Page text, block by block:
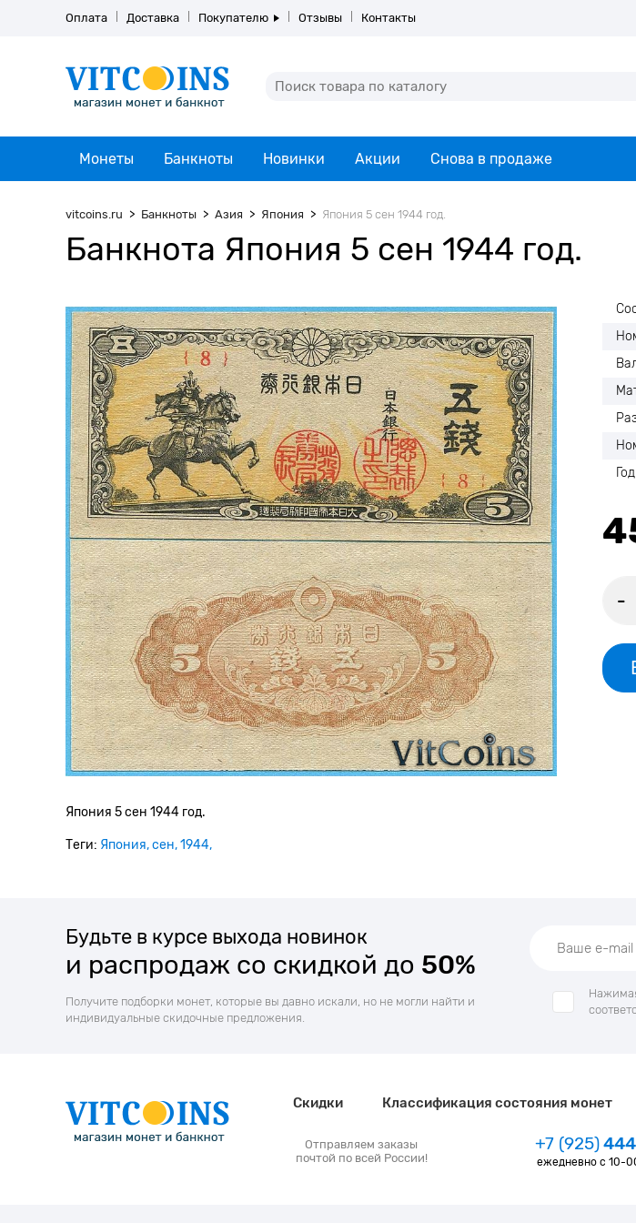
Оплата Доставка Покупателю Отзывы Контакты
Монеты Банкноты Новинки Акции Снова в продаже
vitcoins.ru Банкноты Азия Япония Япония 5 сен 1944 год.
Банкнота Япония 5 сен 1944 год.
Год
-
Япония 5 сен 1944 год.
Теги: Япония сен 1944
Будьте в курсе выхода новинок
и распродаж со скидкой до 50%
Получите подборки монет, которые вы давно искали, но не могли найти и
индивидуальные скидочные предложения.
Скидки Классификация состояния монет
Отправляем заказы
почтой по всей России!
+7 (925)
ежедневно с 10-